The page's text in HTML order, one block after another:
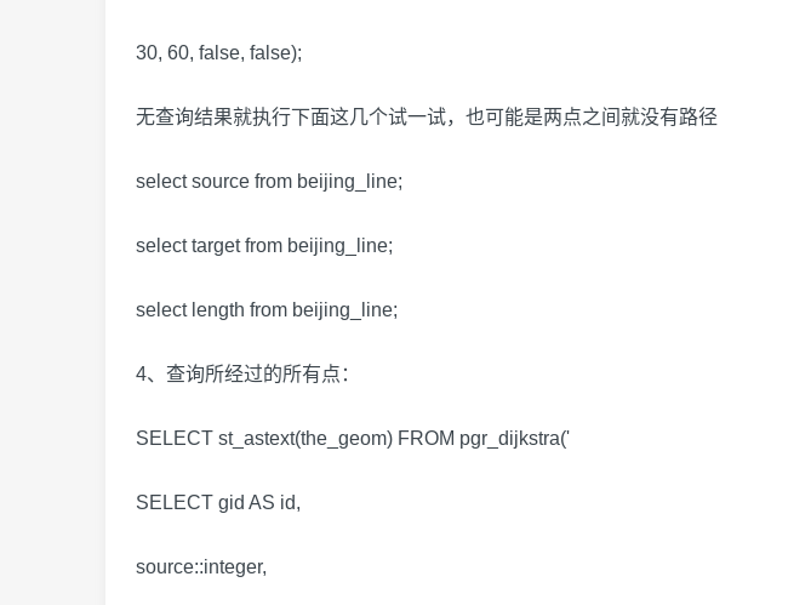
30, 60, false, false);
无查询结果就执行下面这几个试一试，也可能是两点之间就没有路径
select source from beijing_line;
select target from beijing_line;
select length from beijing_line;
4、查询所经过的所有点：
SELECT st_astext(the_geom) FROM pgr_dijkstra('
SELECT gid AS id,
source::integer,